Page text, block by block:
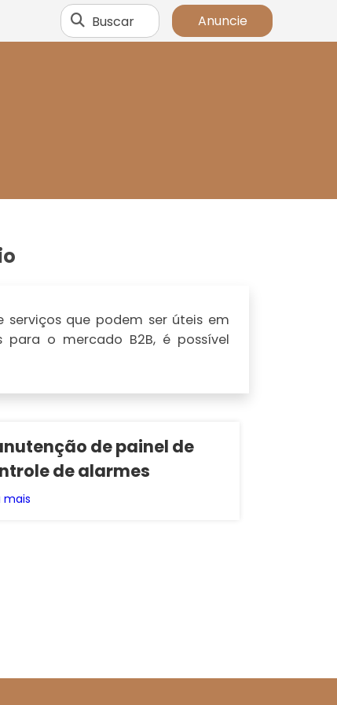
Buscar Anuncie
que podem ser úteis em
para o mercado B2B, é possível
de painel de
de alarmes
mais